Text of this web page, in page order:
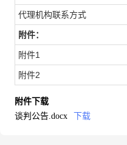
代理机构联系方式
附件：
附件1
附件2
附件下载
谈判公告.docx
下载